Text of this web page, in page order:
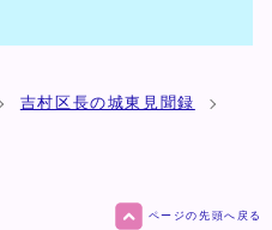
吉村区長の城東見聞録
ページの先頭へ戻る